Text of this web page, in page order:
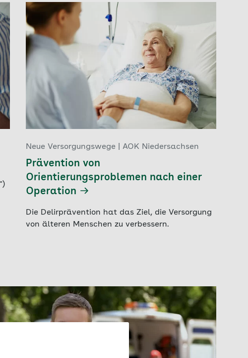
Neue Versorgungswege | AOK Niedersachsen
Prävention von
Orientierungsproblemen nach einer
Operation
Die Delirprävention hat das Ziel, die Versorgung
von älteren Menschen zu verbessern.